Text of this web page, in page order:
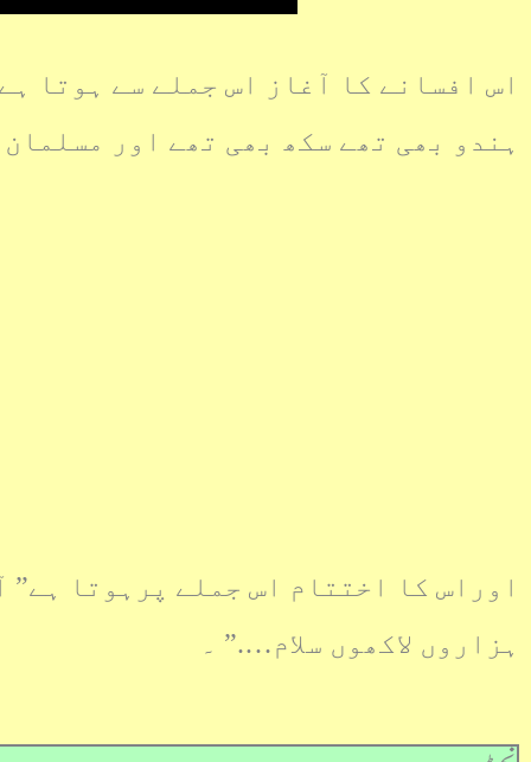
اس افسانے کا آغاز اس جملے سے ہوتا
ہندو بھی تھے سکھ بھی تھے اور
اوراس کا اختتام اس جملے پرہوتا
ہزاروں لاکھوں سلام….” ۔